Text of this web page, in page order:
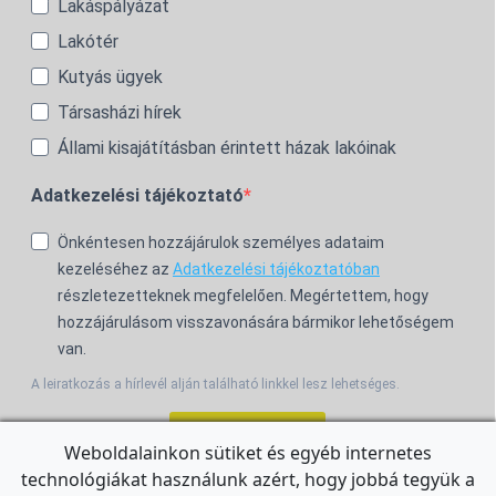
Lakáspályázat
Lakótér
Kutyás ügyek
Társasházi hírek
Állami kisajátításban érintett házak lakóinak
Adatkezelési tájékoztató
Önkéntesen hozzájárulok személyes adataim
kezeléséhez az Adatkezelési tájékoztatóban
részletezetteknek megfelelően. Megértettem, hogy
hozzájárulásom visszavonására bármikor lehetőségem
van.
A leiratkozás a hírlevél alján található linkkel lesz lehetséges.
Weboldalainkon sütiket és egyéb internetes
technológiákat használunk azért, hogy jobbá tegyük a